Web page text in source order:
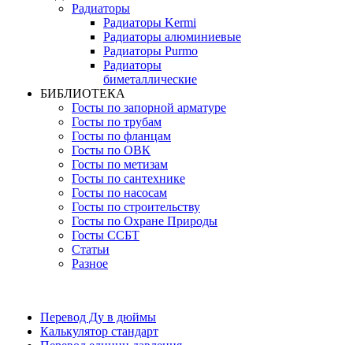
Радиаторы
Радиаторы Kermi
Радиаторы алюминиевые
Радиаторы Purmo
Радиаторы
биметаллические
БИБЛИОТЕКА
Госты по запорной арматуре
Госты по трубам
Госты по фланцам
Госты по ОВК
Госты по метизам
Госты по сантехнике
Госты по насосам
Госты по строительству
Госты по Охране Природы
Госты ССБТ
Статьи
Разное
Перевод Ду в дюймы
Калькулятор стандарт